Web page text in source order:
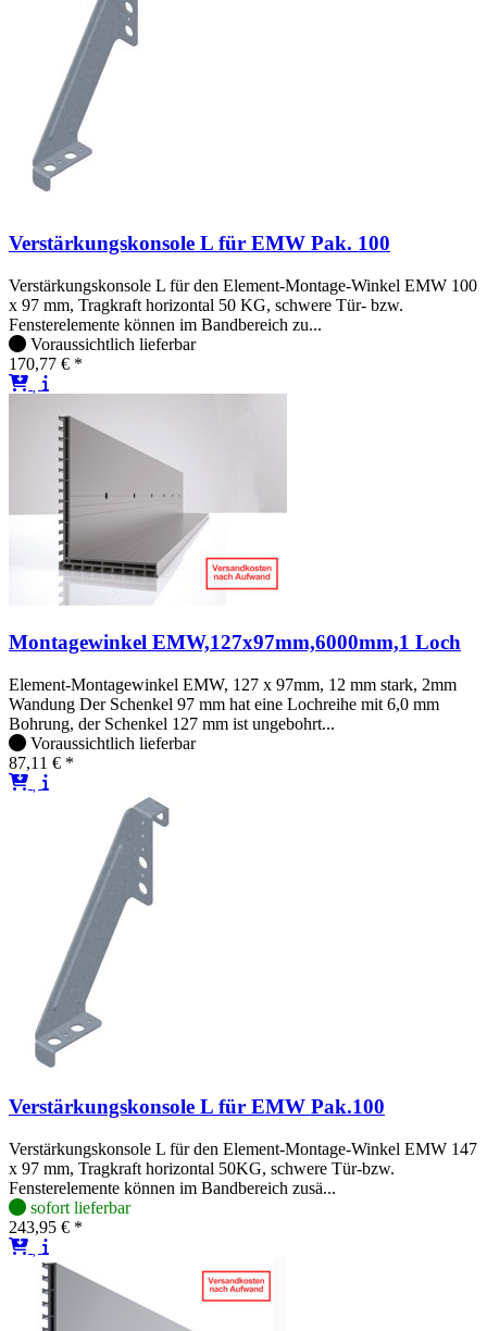
Verstärkungskonsole L für EMW Pak. 100
Verstärkungskonsole L für den Element-Montage-Winkel EMW 100
x 97 mm, Tragkraft horizontal 50 KG, schwere Tür- bzw.
Fensterelemente können im Bandbereich zu...
Voraussichtlich lieferbar
170,77 € *
Montagewinkel EMW,127x97mm,6000mm,1 Loch
Element-Montagewinkel EMW, 127 x 97mm, 12 mm stark, 2mm
Wandung Der Schenkel 97 mm hat eine Lochreihe mit 6,0 mm
Bohrung, der Schenkel 127 mm ist ungebohrt...
Voraussichtlich lieferbar
87,11 € *
Verstärkungskonsole L für EMW Pak.100
Verstärkungskonsole L für den Element-Montage-Winkel EMW 147
x 97 mm, Tragkraft horizontal 50KG, schwere Tür-bzw.
Fensterelemente können im Bandbereich zusä...
sofort lieferbar
243,95 € *